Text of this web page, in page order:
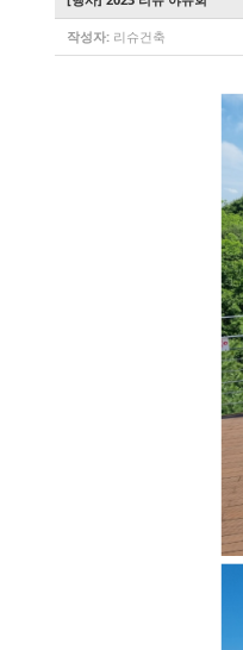
작성자: 리슈건축